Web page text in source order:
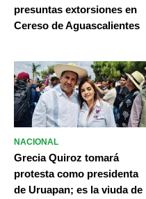
presuntas extorsiones en
Cereso de Aguascalientes
NACIONAL
Grecia Quiroz tomará
protesta como presidenta
de Uruapan; es la viuda de